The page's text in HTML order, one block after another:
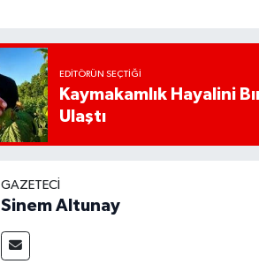
EDITÖRÜN SEÇTIĞI
Kaymakamlık Hayalini
Ulaştı
GAZETECI
Sinem Altunay